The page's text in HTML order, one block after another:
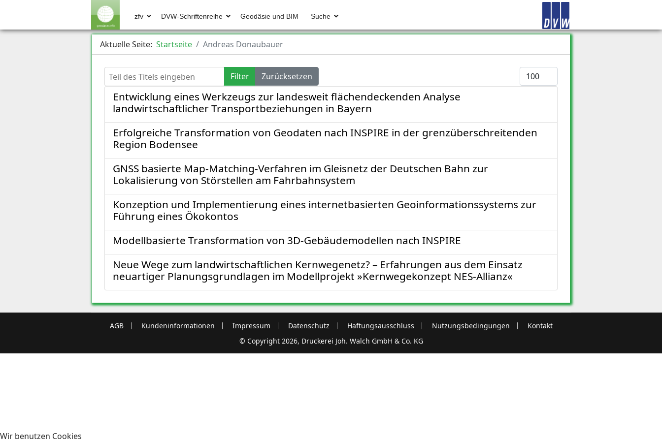
zfv DVW-Schriftenreihe Geodäsie und BIM Suche
Aktuelle Seite: Startseite Andreas Donaubauer
Teil des Titels eingeben Filter Zurücksetzen Anzeige #
Entwicklung eines Werkzeugs zur landesweit flächendeckenden Analyse
landwirtschaftlicher Transportbeziehungen in Bayern
Erfolgreiche Transformation von Geodaten nach INSPIRE in der grenzüberschreitenden
Region Bodensee
GNSS basierte Map-Matching-Verfahren im Gleisnetz der Deutschen Bahn zur
Lokalisierung von Störstellen am Fahrbahnsystem
Konzeption und Implementierung eines internetbasierten Geoinformationssystems zur
Führung eines Ökokontos
Modellbasierte Transformation von 3D-Gebäudemodellen nach INSPIRE
Neue Wege zum landwirtschaftlichen Kernwegenetz? – Erfahrungen aus dem Einsatz
neuartiger Planungsgrundlagen im Modellprojekt »Kernwegekonzept NES-Allianz«
AGB Kundeninformationen Impressum Datenschutz Haftungsausschluss Nutzungsbedingungen
Kontakt
© Copyright 2026, Druckerei Joh. Walch GmbH & Co. KG
Wir benutzen Cookies